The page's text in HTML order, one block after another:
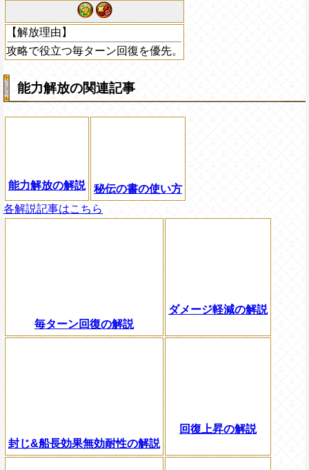
【解放理由】
攻略で役立つ毎ターン回復を優先。
能力解放の関連記事
能力解放の解説
秘伝の書の使い方
各解説記事はこちら
毎ターン回復の解説
ダメージ軽減の解説
封じ&船長効果無効耐性の解説
回復上昇の解説